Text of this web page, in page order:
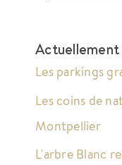
Actuellement
Les parkings
Les coins de
Montpellier
L'arbre Blanc